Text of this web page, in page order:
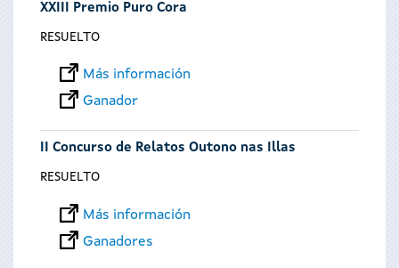
XXIII Premio Puro Cora
RESUELTO
Más información
Ganador
II Concurso de Relatos Outono nas Illas
RESUELTO
Más información
Ganadores